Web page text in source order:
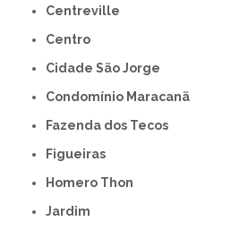
Centreville
Centro
Cidade São Jorge
Condomínio Maracanã
Fazenda dos Tecos
Figueiras
Homero Thon
Jardim